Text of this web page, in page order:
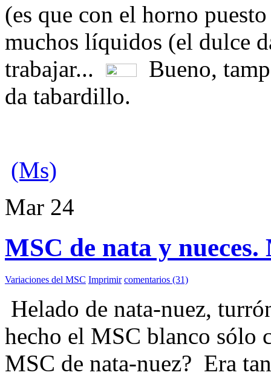
(es que con el horno
muchos líquidos (el dulce
trabajar...
Bueno,
da tabardillo.
(Ms)
Mar 24
MSC de nata y nueces.
Variaciones del MSC Imprimir comentarios (31)
Helado de nata-nuez,
hecho el MSC blanco sólo
MSC de nata-nuez? Era